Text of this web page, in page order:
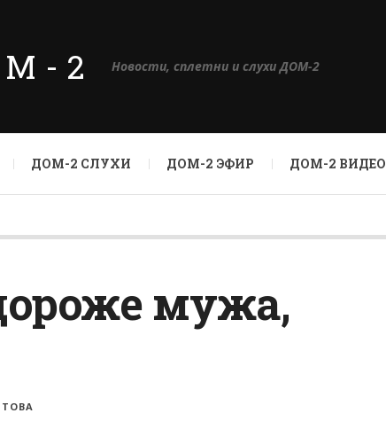
2 Новости, сплетни и слухи ДОМ-2
ДОМ-2 СЛУХИ ДОМ-2 ЭФИР ДОМ-2 ВИДЕО
мужа,